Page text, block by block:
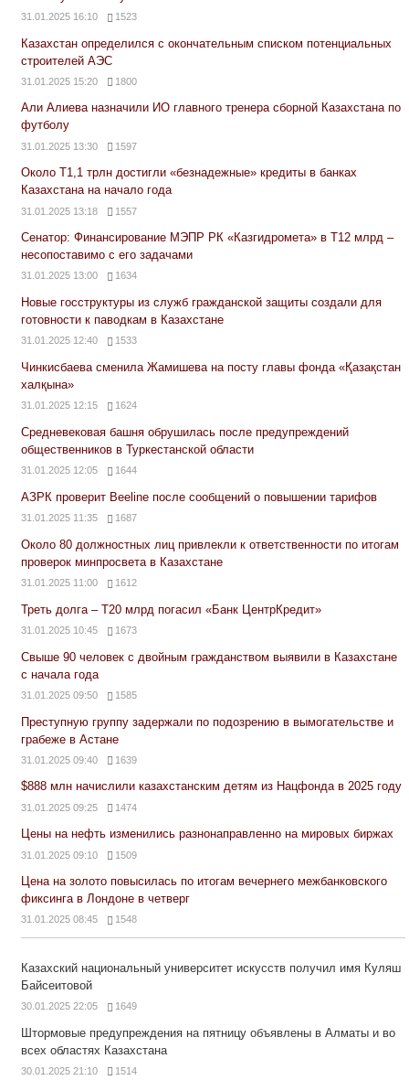
31.01.2025 16:10 1523
Казахстан определился с окончательным списком потенциальных
строителей АЭС
31.01.2025 15:20 1800
Али Алиева назначили ИО главного тренера сборной Казахстана по
футболу
31.01.2025 13:30 1597
Около Т1,1 трлн достигли «безнадежные» кредиты в банках
Казахстана на начало года
31.01.2025 13:18 1557
Сенатор: Финансирование МЭПР РК «Казгидромета» в Т12 млрд –
несопоставимо с его задачами
31.01.2025 13:00 1634
Новые госструктуры из служб гражданской защиты создали для
готовности к паводкам в Казахстане
31.01.2025 12:40 1533
Чинкисбаева сменила Жамишева на посту главы фонда «Қазақстан
халқына»
31.01.2025 12:15 1624
Средневековая башня обрушилась после предупреждений
общественников в Туркестанской области
31.01.2025 12:05 1644
АЗРК проверит Beeline после сообщений о повышении тарифов
31.01.2025 11:35 1687
Около 80 должностных лиц привлекли к ответственности по итогам
проверок минпросвета в Казахстане
31.01.2025 11:00 1612
Треть долга – Т20 млрд погасил «Банк ЦентрКредит»
31.01.2025 10:45 1673
Свыше 90 человек с двойным гражданством выявили в Казахстане
с начала года
31.01.2025 09:50 1585
Преступную группу задержали по подозрению в вымогательстве и
грабеже в Астане
31.01.2025 09:40 1639
$888 млн начислили казахстанским детям из Нацфонда в 2025 году
31.01.2025 09:25 1474
Цены на нефть изменились разнонаправленно на мировых биржах
31.01.2025 09:10 1509
Цена на золото повысилась по итогам вечернего межбанковского
фиксинга в Лондоне в четверг
31.01.2025 08:45 1548
Казахский национальный университет искусств получил имя Куляш
Байсеитовой
30.01.2025 22:05 1649
Штормовые предупреждения на пятницу объявлены в Алматы и во
всех областях Казахстана
30.01.2025 21:10 1514